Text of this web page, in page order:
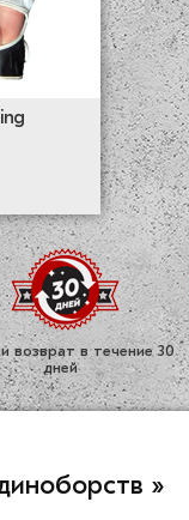
возврат в течение 30
дней
»